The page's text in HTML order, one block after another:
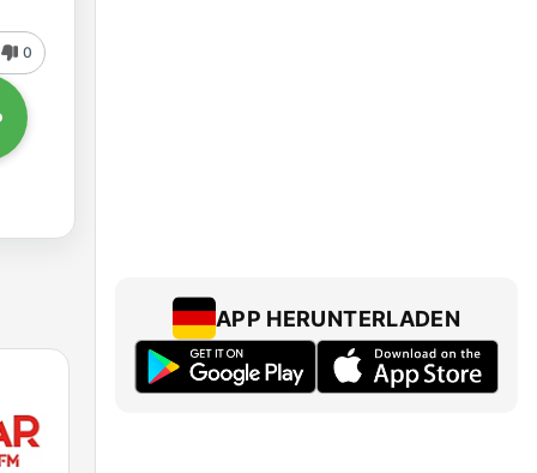
0
APP HERUNTERLADEN